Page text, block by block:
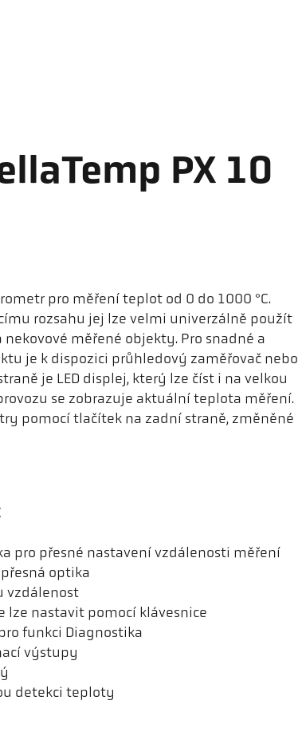
PX 10
pro měření teplot od 0 do 1000 °C.
rozsahu jej lze velmi univerzálně použít
měřené objekty. Pro snadné a
je k dispozici průhledový zaměřovač nebo
je LED displej, který lze číst i na velkou
se zobrazuje aktuální teplota měření.
pomocí tlačítek na zadní straně, změněné
pro přesné nastavení vzdálenosti měření
optika
vzdálenost
lze nastavit pomocí klávesnice
funkci Diagnostika
výstupy
detekci teploty